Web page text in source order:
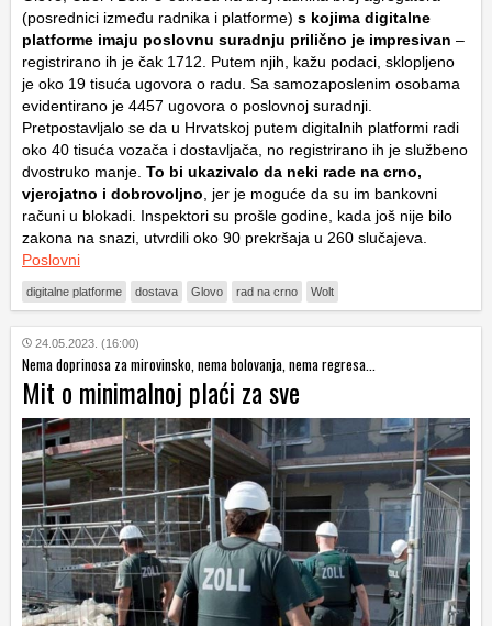
(posrednici između radnika i platforme) s kojima digitalne
platforme imaju poslovnu suradnju prilično je impresivan –
registrirano ih je čak 1712. Putem njih, kažu podaci, sklopljeno
je oko 19 tisuća ugovora o radu. Sa samozaposlenim osobama
evidentirano je 4457 ugovora o poslovnoj suradnji.
Pretpostavljalo se da u Hrvatskoj putem digitalnih platformi radi
oko 40 tisuća vozača i dostavljača, no registrirano ih je službeno
dvostruko manje. To bi ukazivalo da neki rade na crno,
vjerojatno i dobrovoljno , jer je moguće da su im bankovni
računi u blokadi. Inspektori su prošle godine, kada još nije bilo
zakona na snazi, utvrdili oko 90 prekršaja u 260 slučajeva.
Poslovni
digitalne platforme dostava Glovo rad na crno Wolt
24.05.2023. (16:00)
Nema doprinosa za mirovinsko, nema bolovanja, nema regresa...
Mit o minimalnoj plaći za sve